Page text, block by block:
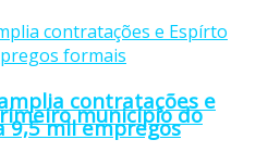
município do
contratações e
9,5 mil empregos